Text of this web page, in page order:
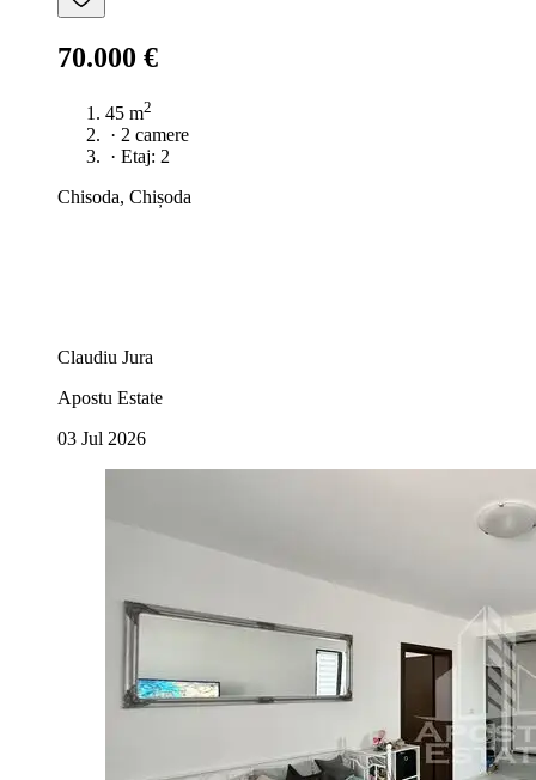
70.000 €
45 m2
· 2 camere
· Etaj: 2
Chisoda, Chișoda
Claudiu Jura
Apostu Estate
03 Jul 2026